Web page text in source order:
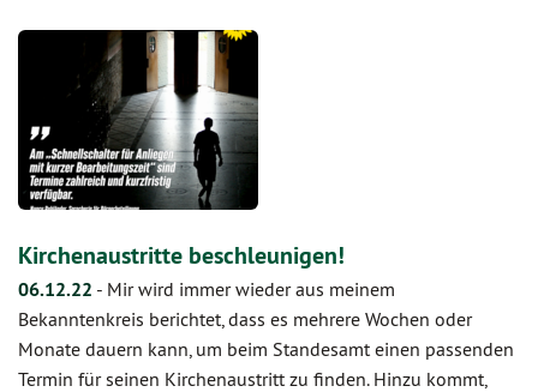
Kirchenaustritte beschleunigen!
06.12.22 - Mir wird immer wieder aus meinem
Bekanntenkreis berichtet, dass es mehrere Wochen oder
Monate dauern kann, um beim Standesamt einen passenden
Termin für seinen Kirchenaustritt zu finden. Hinzu kommt,